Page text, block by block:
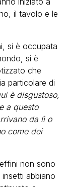
il tavolo e le
si è occupata
si è
che
particolare di
è disgustoso,
a questo
da lì o
come dei
non sono
abbiano